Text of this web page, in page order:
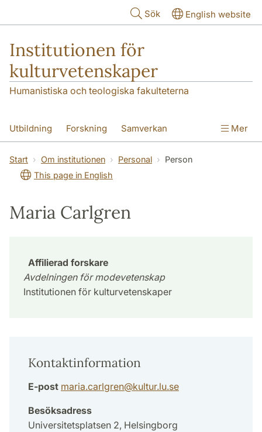
Sök English website
Institutionen för
kulturvetenskaper
Humanistiska och teologiska fakulteterna
Utbildning Forskning Samverkan
Om institutionen Kontakt
Mer
Start Om institutionen Personal
Person
This page in English
Maria Carlgren
Affilierad forskare
Avdelningen för modevetenskap
Institutionen för kulturvetenskaper
Kontaktinformation
E-post maria.carlgren@kultur.lu.se
Besöksadress
Universitetsplatsen 2, Helsingborg